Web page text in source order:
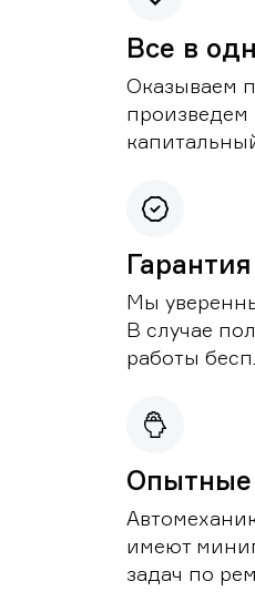
Все в
Оказываем
произведем
Мы
В случае
работы
Опытные
имеют
задач по